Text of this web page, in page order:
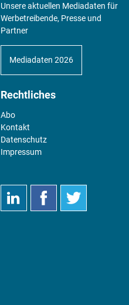
Unsere aktuellen Mediadaten für
Werbetreibende, Presse und
Partner
Mediadaten 2026
Rechtliches
Abo
Kontakt
Datenschutz
Impressum